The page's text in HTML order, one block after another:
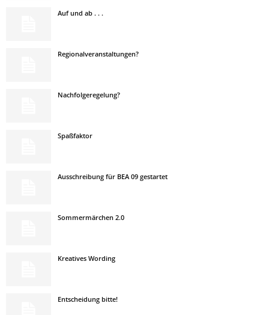
Auf und ab . . .
Regionalveranstaltungen?
Nachfolgeregelung?
Spaßfaktor
Ausschreibung für BEA 09 gestartet
Sommermärchen 2.0
Kreatives Wording
Entscheidung bitte!